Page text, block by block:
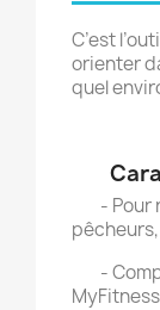
C’est
orienter
quel
- Pour
-